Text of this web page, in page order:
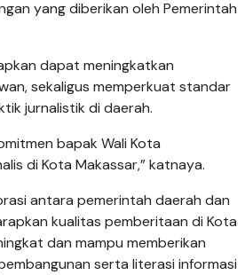
yang diberikan oleh Pemerintah
dapat meningkatkan
sekaligus memperkuat standar
jurnalistik di daerah.
bapak Wali Kota
di Kota Makassar,” katnaya.
antara pemerintah daerah dan
kualitas pemberitaan di Kota
dan mampu memberikan
serta literasi informasi